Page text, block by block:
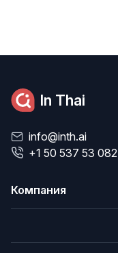
In Thai
info@inth.ai
+1 50 537 53 082
Компания